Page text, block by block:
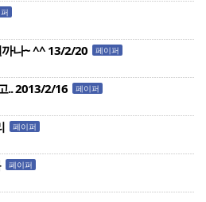
까나~ ^^ 13/2/20 페이퍼
.. 2013/2/16 페이퍼
페이퍼
페이퍼